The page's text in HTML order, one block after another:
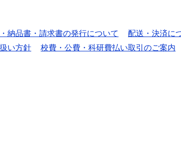
納品書・請求書の発行について 配送・決済に
い方針 校費・公費・科研費払い取引のご案内